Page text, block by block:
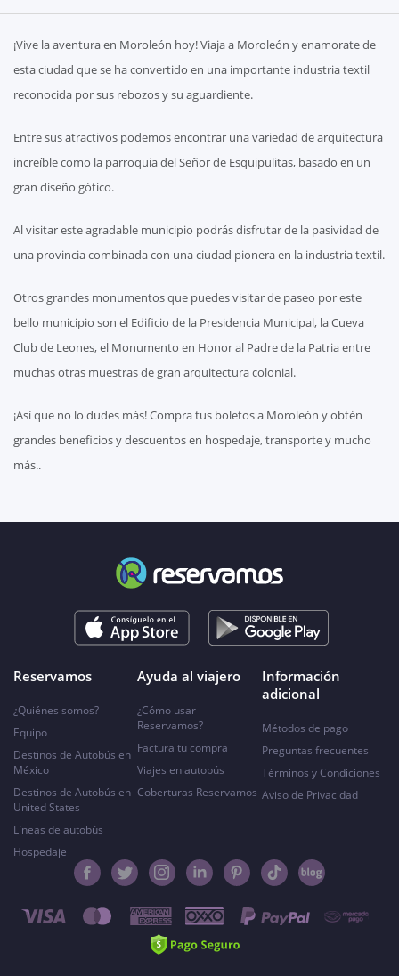
¡Vive la aventura en Moroleón hoy! Viaja a Moroleón y enamorate de
esta ciudad que se ha convertido en una importante industria textil
reconocida por sus rebozos y su aguardiente.
Entre sus atractivos podemos encontrar una variedad de arquitectura
increíble como la parroquia del Señor de Esquipulitas, basado en un
gran diseño gótico.
Al visitar este agradable municipio podrás disfrutar de la pasividad de
una provincia combinada con una ciudad pionera en la industria textil.
Otros grandes monumentos que puedes visitar de paseo por este
bello municipio son el Edificio de la Presidencia Municipal, la Cueva
Club de Leones, el Monumento en Honor al Padre de la Patria entre
muchas otras muestras de gran arquitectura colonial.
¡Así que no lo dudes más! Compra tus boletos a Moroleón y obtén
grandes beneficios y descuentos en hospedaje, transporte y mucho
más..
Reservamos
¿Quiénes somos?
Equipo
Destinos de Autobús en
México
Destinos de Autobús en
United States
Líneas de autobús
Hospedaje
Ayuda al viajero
¿Cómo usar
Reservamos?
Factura tu compra
Viajes en autobús
Coberturas Reservamos
Información
adicional
Métodos de pago
Preguntas frecuentes
Términos y Condiciones
Aviso de Privacidad